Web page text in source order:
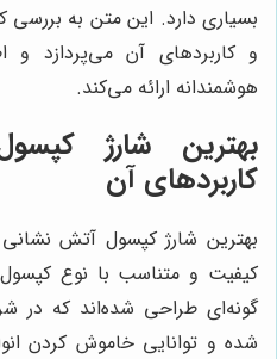
بسیاری دارد. این متن به بررسی
و کاربردهای آن می‌پردازد و
هوشمندانه ارائه می‌کند.
بهترین شارژ
کاربردهای آن
بهترین شارژ کپسول آتش نشانی
کیفیت و متناسب با نوع
گونه‌ای طراحی شده‌اند که در
شده و توانایی خاموش کردن